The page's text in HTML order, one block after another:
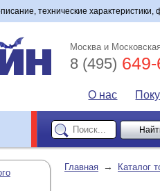
технические
Москва и
8 (495)
О нас
Главная → Каталог